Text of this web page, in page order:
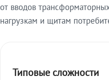
от вводов
нагрузкам и щитам
Типовые сложности